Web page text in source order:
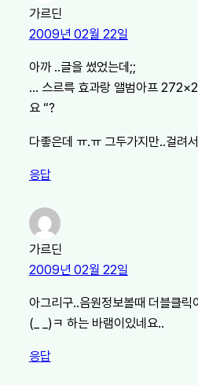
가르딘
2009년 02월 22일
아까 ..글을 썼었는데;;
… 스르륵 효과랑 앨범아프
요 “?
다좋은데 ㅠ.ㅠ 그두가지만..걸려
응답
가르딘
2009년 02월 22일
아그리구..음원정보볼때 더블클
(_ _)ㅋ 하는 바램이있네요..
응답